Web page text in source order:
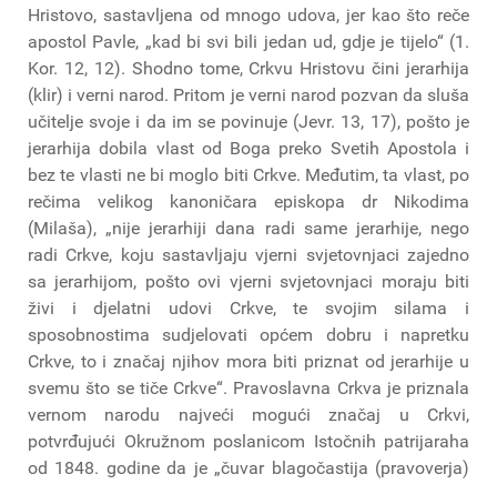
Hristovo, sastavljena od mnogo udova, jer kao što reče
apostol Pavle, „kad bi svi bili jedan ud, gdje je tijelo“ (1.
Kor. 12, 12). Shodno tome, Crkvu Hristovu čini jerarhija
(klir) i verni narod. Pritom je verni narod pozvan da sluša
učitelje svoje i da im se povinuje (Jevr. 13, 17), pošto je
jerarhija dobila vlast od Boga preko Svetih Apostola i
bez te vlasti ne bi moglo biti Crkve. Međutim, ta vlast, po
rečima velikog kanoničara episkopa dr Nikodima
(Milaša), „nije jerarhiji dana radi same jerarhije, nego
radi Crkve, koju sastavljaju vjerni svjetovnjaci zajedno
sa jerarhijom, pošto ovi vjerni svjetovnjaci moraju biti
živi i djelatni udovi Crkve, te svojim silama i
sposobnostima sudjelovati općem dobru i napretku
Crkve, to i značaj njihov mora biti priznat od jerarhije u
svemu što se tiče Crkve“. Pravoslavna Crkva je priznala
vernom narodu najveći mogući značaj u Crkvi,
potvrđujući Okružnom poslanicom Istočnih patrijaraha
od 1848. godine da je „čuvar blagočastija (pravoverja)